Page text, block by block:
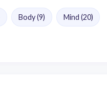
Body(9) Mind (20)